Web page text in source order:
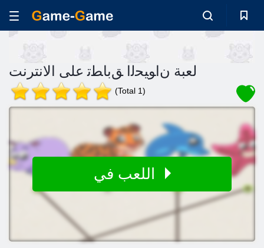
لعبة ﻥﺍﻮﻴﺤﻟﺍ ﻖﺑﺎﻄﺗ على الانترنت
(Total 1)